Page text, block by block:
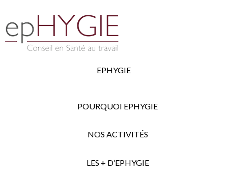
EPHYGIE
POURQUOI EPHYGIE
NOS ACTIVITÉS
LES + D’EPHYGIE